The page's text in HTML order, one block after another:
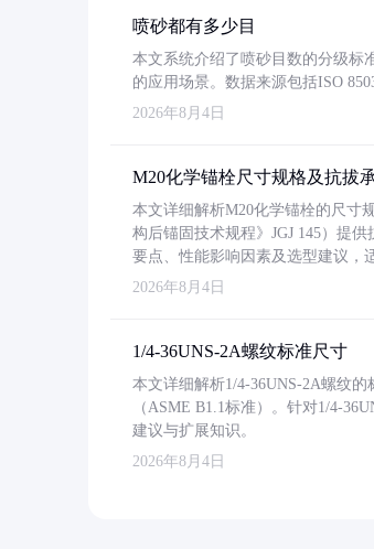
喷砂都有多少目
本文系统介绍了喷砂目数的分级标
的应用场景。数据来源包括ISO
2026年8月4日
M20化学锚栓尺寸规格及抗拔
本文详细解析M20化学锚栓的尺寸
构后锚固技术规程》JGJ 145）提
要点、性能影响因素及选型建议，
2026年8月4日
1/4-36UNS-2A螺纹标准尺寸
本文详细解析1/4-36UNS-2A螺纹
（ASME B1.1标准）。针对1/4-
建议与扩展知识。
2026年8月4日